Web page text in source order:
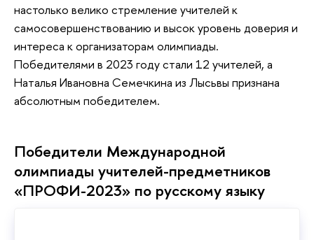
настолько велико стремление учителей к
самосовершенствованию и высок уровень доверия и
интереса к организаторам олимпиады.
Победителями в 2023 году стали 12 учителей, а
Наталья Ивановна Семечкина из Лысьвы признана
абсолютным победителем.
Победители Международной
олимпиады учителей-предметников
«ПРОФИ-2023» по русскому языку